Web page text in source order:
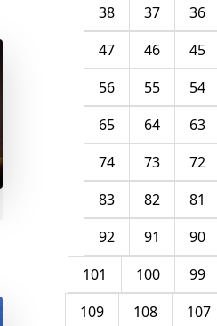
36
37
38
45
46
47
54
55
56
63
64
65
72
73
74
81
82
83
90
91
92
99
100
101
107
108
109